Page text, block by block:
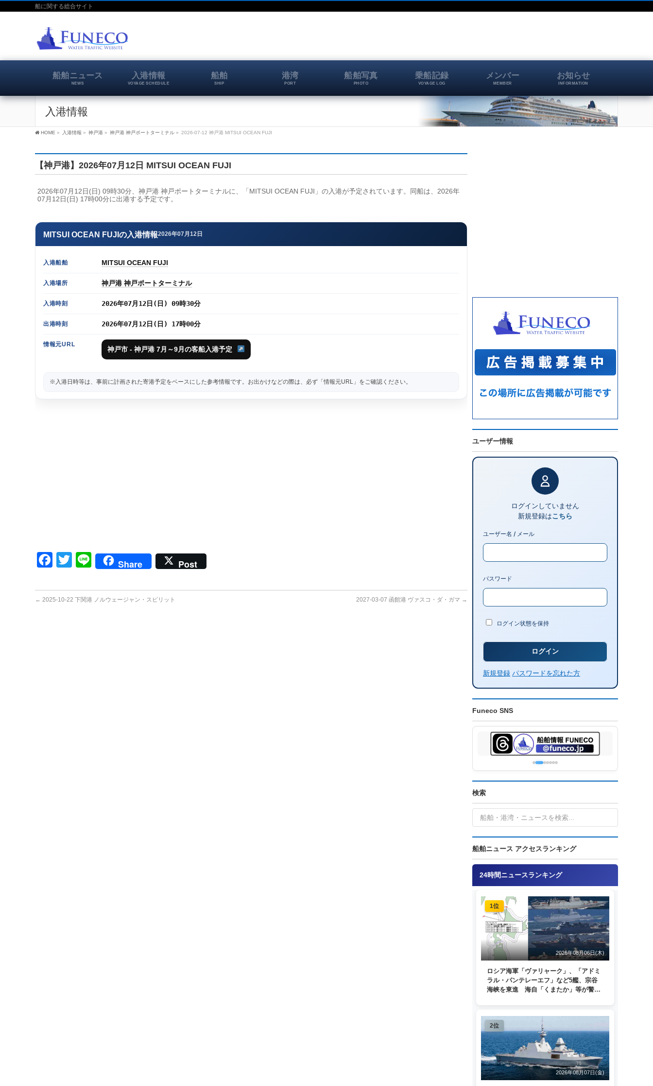
船に関する総合サイト
船舶ニュース
NEWS
入港情報
VOYAGE SCHEDULE
船舶
SHIP
港湾
PORT
船舶写真
PHOTO
乗船記録
VOYAGE LOG
メンバー
MEMBER
お知らせ
INFORMATION
入港情報
HOME » 入港情報 » 神戸港 » 神戸港 神戸ポートターミナル » 2026-07-12 神戸港 MITSUI OCEAN FUJI
【神戸港】2026年07月12日 MITSUI OCEAN FUJI
2026年07月12日(日) 09時30分、神戸港 神戸ポートターミナルに、「MITSUI OCEAN FUJI」の入港が予定されています。同船は、2026年
07月12日(日) 17時00分に出港する予定です。
MITSUI OCEAN FUJIの入港情報2026年07月12日
入港船舶 MITSUI OCEAN FUJI
入港場所 神戸港 神戸ポートターミナル
入港時刻 2026年07月12日(日) 09時30分
出港時刻 2026年07月12日(日) 17時00分
情報元URL
神戸市 - 神戸港 7月～9月の客船入港予定
※入港日時等は、事前に計画された寄港予定をベースにした参考情報です。お出かけなどの際は、必ず「情報元URL」をご確認ください。
Facebook
Twitter
LineShare Post
← 2025-10-22 下関港 ノルウェージャン・スピリット 2027-03-07 函館港 ヴァスコ・ダ・ガマ →
ユーザー情報
ログインしていません
新規登録はこちら
ユーザー名 / メール
パスワード
ログイン状態を保持
新規登録 パスワードを忘れた方
Funeco SNS
検索
船舶ニュース アクセスランキング
24時間ニュースランキング
1位
2026年08月06日(木)
ロシア海軍「ヴァリャーク」、「アドミ
ラル・パンテレーエフ」など5艦、宗谷
海峡を東進 海自「くまたか」等が警戒
2位
2026年08月07日(金)